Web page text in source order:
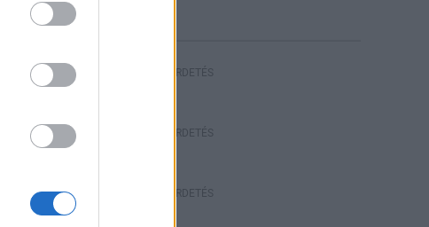
HIRDETÉS
HIRDETÉS
HIRDETÉS